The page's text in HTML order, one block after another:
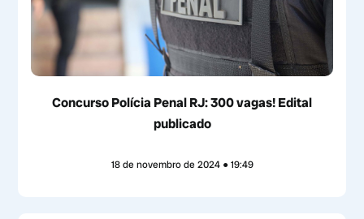
Concurso Polícia Penal RJ: 300 vagas! Edital
publicado
18 de novembro de 2024 19:49